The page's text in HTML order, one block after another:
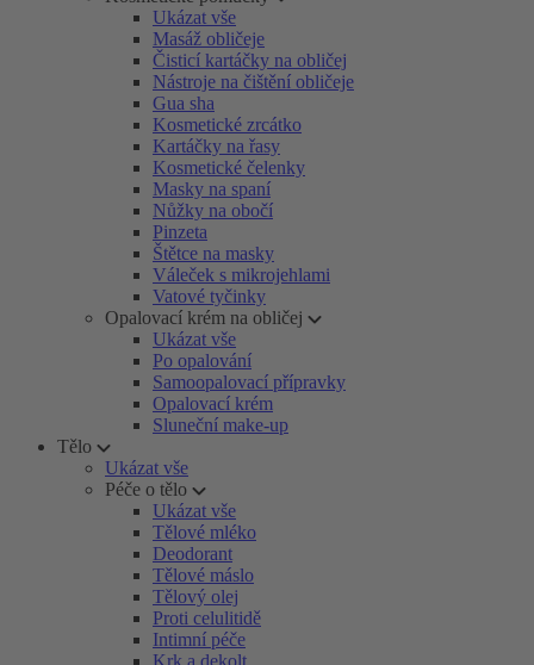
Ukázat vše
Masáž obličeje
Čisticí kartáčky na obličej
Nástroje na čištění obličeje
Gua sha
Kosmetické zrcátko
Kartáčky na řasy
Kosmetické čelenky
Masky na spaní
Nůžky na obočí
Pinzeta
Štětce na masky
Váleček s mikrojehlami
Vatové tyčinky
Opalovací krém na obličej
Ukázat vše
Po opalování
Samoopalovací přípravky
Opalovací krém
Sluneční make-up
Tělo
Ukázat vše
Péče o tělo
Ukázat vše
Tělové mléko
Deodorant
Tělové máslo
Tělový olej
Proti celulitidě
Intimní péče
Krk a dekolt